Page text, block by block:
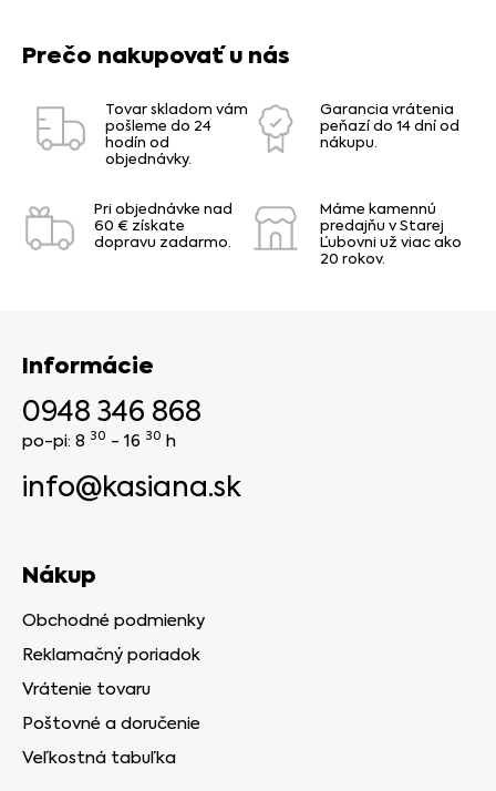
Prečo nakupovať u nás
Tovar skladom vám
pošleme do 24
hodín od
objednávky.
Garancia vrátenia
peňazí do 14 dní od
nákupu.
Pri objednávke nad
60 € získate
dopravu zadarmo.
Máme kamennú
predajňu v Starej
Ľubovni už viac ako
20 rokov.
Informácie
0948 346 868
po-pi: 8 30 - 16 30 h
info@kasiana.sk
Nákup
Obchodné podmienky
Reklamačný poriadok
Vrátenie tovaru
Poštovné a doručenie
Veľkostná tabuľka